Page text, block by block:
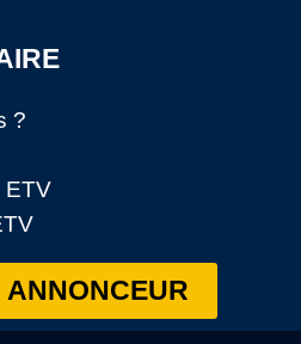
?
ETV
ANNONCEUR